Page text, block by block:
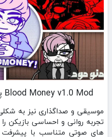
Blood Money v1.0 Mod پول خونین 1.0 هک شده
موسیقی و صداگذاری نیز به
تجربه روانی و احساسی بازیکن
های صوتی متناسب با پیشرفت